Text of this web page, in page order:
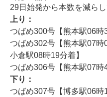
29日始発から本数を減ら
上り：
つばめ300号【熊本駅06時
つばめ302号【熊本駅07時
小倉駅08時19分着】
つばめ306号【熊本駅07時
下り：
つばめ307号【博多駅06時